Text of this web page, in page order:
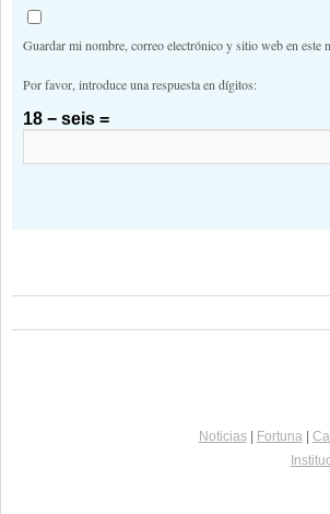
Guardar mi nombre, correo electrónico y sitio web en este
Por favor, introduce una respuesta en dígitos:
18 − seis =
Noticias| Fortuna|